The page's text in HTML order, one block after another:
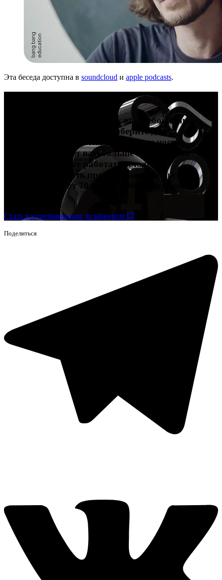
Эта беседа доступна в soundcloud и apple podcasts.
Попробуйте себя в четырех востребованных
профессиях в дизайне и выберите для
дальнейшего развития ту специальность,
которая подойдет вам больше всего. После
обучения сможете работать младшим
дизайнером, брать проекты на фрилансе и
зарабатывать от 70 000 до 200 000 рублей и
Стать востребованным дизайнером 💥
Поделиться